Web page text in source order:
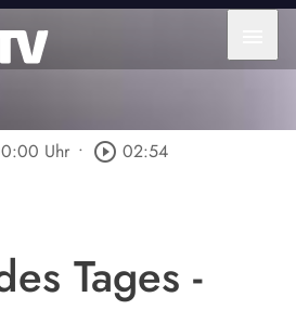
Uhr • play_circle_outline 02:54
Tages -